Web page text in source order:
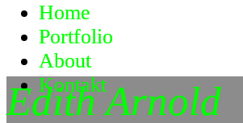
Home
Portfolio
About
Kontakt
Edith Arnold